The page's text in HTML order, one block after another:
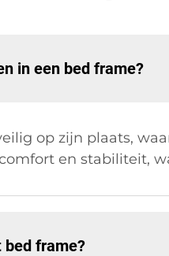
in een bed frame?
op zijn plaats,
en stabiliteit,
frame?